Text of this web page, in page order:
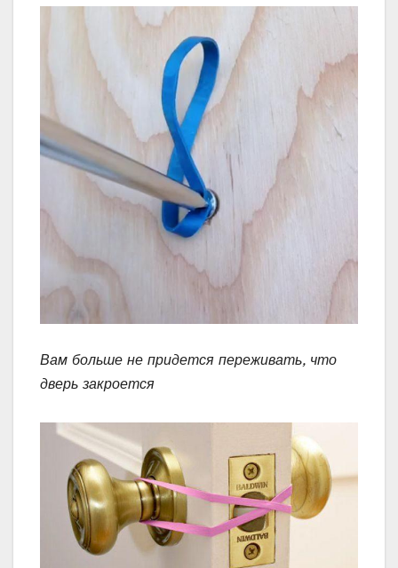
Вам больше не придется переживать, что
дверь закроется